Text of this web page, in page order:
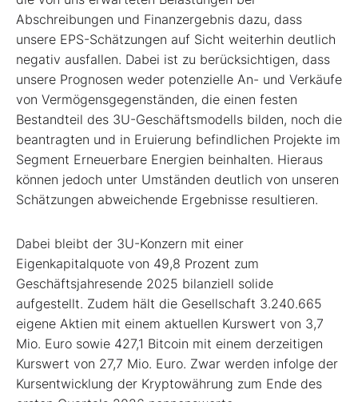
Abschreibungen und Finanzergebnis dazu, dass
unsere EPS-Schätzungen auf Sicht weiterhin deutlich
negativ ausfallen. Dabei ist zu berücksichtigen, dass
unsere Prognosen weder potenzielle An- und Verkäufe
von Vermögensgegenständen, die einen festen
Bestandteil des 3U-Geschäftsmodells bilden, noch die
beantragten und in Eruierung befindlichen Projekte im
Segment Erneuerbare Energien beinhalten. Hieraus
können jedoch unter Umständen deutlich von unseren
Schätzungen abweichende Ergebnisse resultieren.
Dabei bleibt der 3U-Konzern mit einer
Eigenkapitalquote von 49,8 Prozent zum
Geschäftsjahresende 2025 bilanziell solide
aufgestellt. Zudem hält die Gesellschaft 3.240.665
eigene Aktien mit einem aktuellen Kurswert von 3,7
Mio. Euro sowie 427,1 Bitcoin mit einem derzeitigen
Kurswert von 27,7 Mio. Euro. Zwar werden infolge der
Kursentwicklung der Kryptowährung zum Ende des